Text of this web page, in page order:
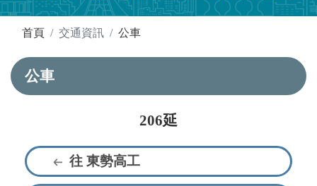
首頁 交通資訊 公車
公車
206延
往 東勢高工